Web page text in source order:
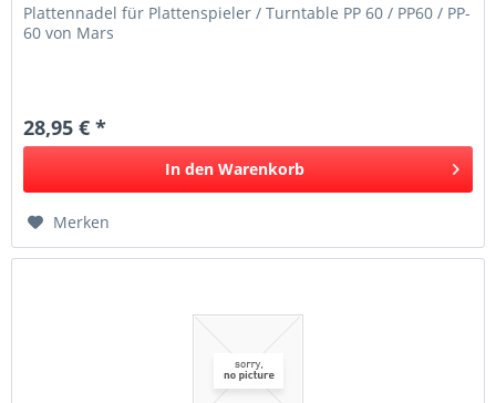
Plattennadel für Plattenspieler / Turntable PP 60 / PP60 / PP-
60 von Mars
28,95 € *
In den Warenkorb
Merken